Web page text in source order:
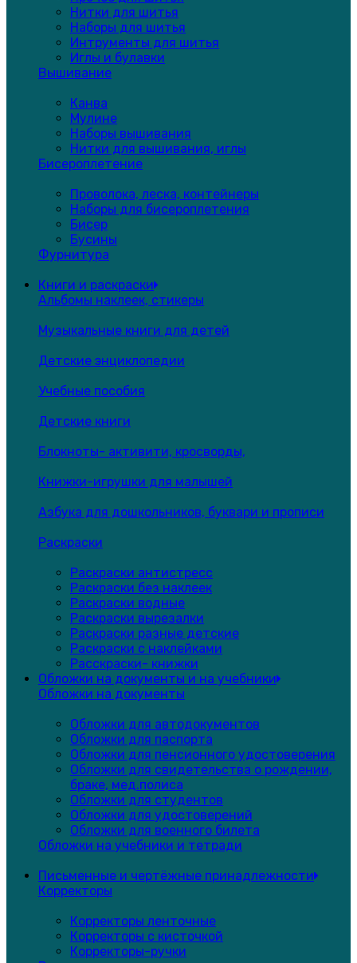
Нитки для шитья
Наборы для шитья
Интрументы для шитья
Иглы и булавки
Вышивание
Канва
Мулине
Наборы вышивания
Нитки для вышивания, иглы
Бисероплетение
Проволока, леска, контейнеры
Наборы для бисероплетения
Бисер
Бусины
Фурнитура
Книги и раскраски
Альбомы наклеек, стикеры
Музыкальные книги для детей
Детские энциклопедии
Учебные пособия
Детские книги
Блокноты- активити, кросворды,
Книжки-игрушки для малышей
Азбука для дошкольников, буквари и прописи
Раскраски
Раскраски антистресс
Раскраски без наклеек
Раскраски водные
Раскраски вырезалки
Раскраски разные детские
Раскраски с наклейками
Расскраски- книжки
Обложки на документы и на учебники
Обложки на документы
Обложки для автодокументов
Обложки для паспорта
Обложки для пенсионного удостоверения
Обложки для свидетельства о рождении,
браке, мед.полиса
Обложки для студентов
Обложки для удостоверений
Обложки для военного билета
Обложки на учебники и тетради
Письменные и чертёжные принадлежности
Корректоры
Корректоры ленточные
Корректоры с кисточкой
Корректоры-ручки